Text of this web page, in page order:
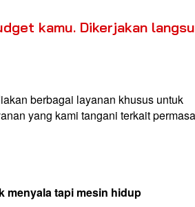
kamu. Dikerjakan
berbagai layanan khusus untuk
yang kami tangani terkait
menyala tapi mesin hidup